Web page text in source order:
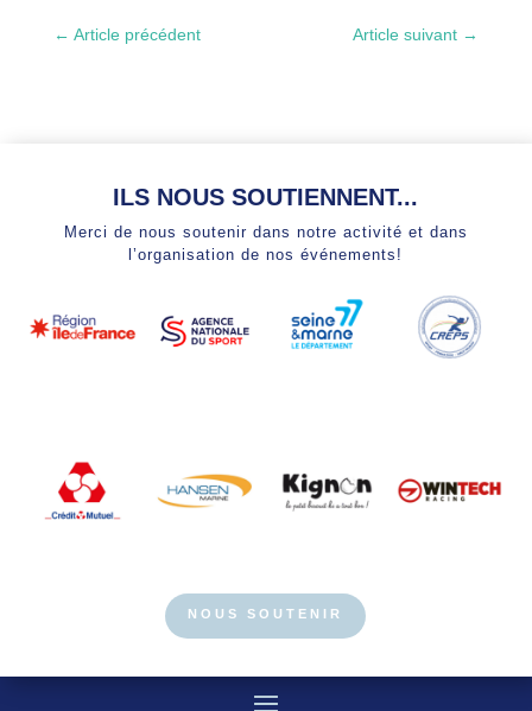
← Article précédent Article suivant →
ILS NOUS SOUTIENNENT...
Merci de nous soutenir dans notre activité et dans
l’organisation de nos événements!
NOUS SOUTENIR